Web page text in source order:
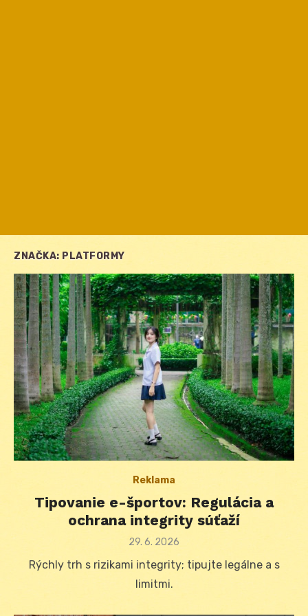
ZNAČKA: PLATFORMY
Reklama
Tipovanie e-športov: Regulácia a
ochrana integrity súťaží
Posted
29. 6. 2026
Rýchly trh s rizikami integrity; tipujte legálne a s
limitmi.